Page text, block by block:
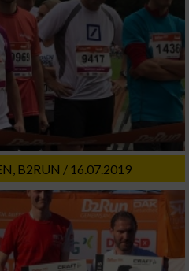
B2RUN / 16.07.2019